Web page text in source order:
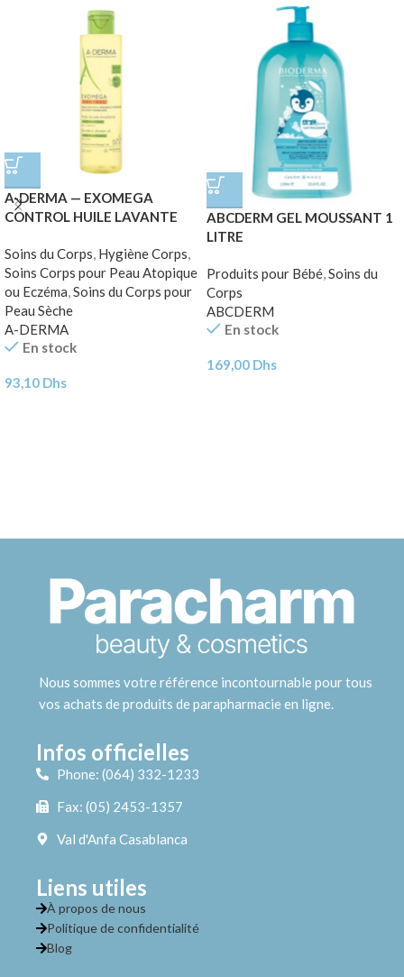
A-DERMA — EXOMEGA
CONTROL HUILE LAVANTE
GRATTAGE 200 ml
Soins du Corps, Hygiène Corps,
Soins Corps pour Peau Atopique
ou Eczéma,Soins du Corps pour
Peau Sèche
A-DERMA
En stock
93,10 Dhs
ABCDERM GEL MOUSSANT 1
LITRE
Produits pour Bébé Soins du
Corps
ABCDERM
En stock
169,00 Dhs
Nous sommes votre référence incontournable pour tous
vos achats de produits de parapharmacie en ligne.
Infos officielles
Phone: (064) 332-1233
Fax: (05) 2453-1357
Val d'Anfa Casablanca
Liens utiles
À propos de nous
Politique de confidentialité
Blog